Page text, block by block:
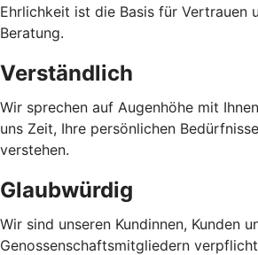
Ehrlichkeit ist die Basis für Vertrauen
Beratung.
Verständlich
Wir sprechen auf Augenhöhe mit
uns Zeit, Ihre persönlichen
verstehen.
Glaubwürdig
Wir sind unseren Kundinnen, Kunden
Genossenschaftsmitgliedern